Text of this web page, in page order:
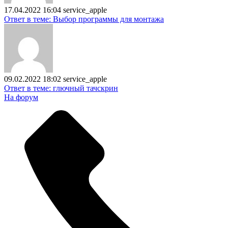
17.04.2022 16:04 service_apple
Ответ в теме: Выбор программы для монтажа
09.02.2022 18:02 service_apple
Ответ в теме: глючный тачскрин
На форум